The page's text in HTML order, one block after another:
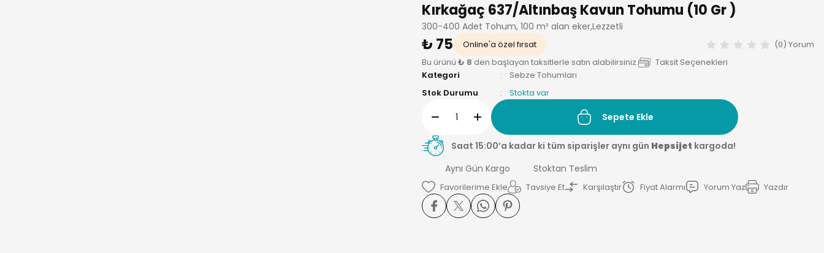
Kırkağaç 637/Altınbaş Kavun Tohumu (10 Gr )
300-400 Adet Tohum, 100 m² alan eker,Lezzetli
₺ 75 Online'a özel fırsat
(0) Yorum
Bu ürünü ₺ 8 den başlayan taksitlerle satın alabilirsiniz.
Taksit Seçenekleri
Kategori
Sebze Tohumları
Stok Durumu
Stokta var
Sepete Ekle
Saat 15:00’a kadar ki tüm siparişler aynı gün Hepsijet kargoda!
Aynı Gün Kargo
Stoktan Teslim
Tavsiye Et Karşılaştır Fiyat Alarmı Yorum Yaz Yazdır